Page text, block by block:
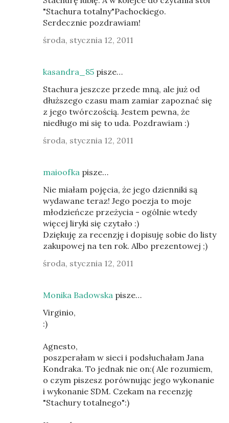
"Stachura totalny"Pachockiego.
Serdecznie pozdrawiam!
środa, stycznia 12, 2011
kasandra_85 pisze…
Stachura jeszcze przede mną, ale już od
dłuższego czasu mam zamiar zapoznać się
z jego twórczością. Jestem pewna, że
niedługo mi się to uda. Pozdrawiam :)
środa, stycznia 12, 2011
maioofka pisze…
Nie miałam pojęcia, że jego dzienniki są
wydawane teraz! Jego poezja to moje
młodzieńcze przeżycia - ogólnie wtedy
więcej liryki się czytało :)
Dziękuję za recenzję i dopisuję sobie do listy
zakupowej na ten rok. Albo prezentowej ;)
środa, stycznia 12, 2011
Monika Badowska pisze…
Virginio,
:)
Agnesto,
poszperałam w sieci i podsłuchałam Jana
Kondraka. To jednak nie on:( Ale rozumiem,
o czym piszesz porównując jego wykonanie
i wykonanie SDM. Czekam na recenzję
"Stachury totalnego":)